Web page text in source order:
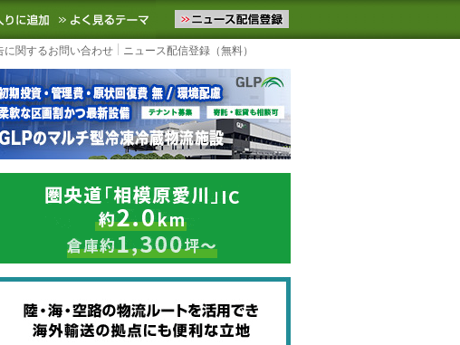
物流ニュースをお届けします。物流ニュースメール配信を登録す
お気に入りに追加 よく見るテーマ
に関するお問い合わせ ニュース配信登録（無料）